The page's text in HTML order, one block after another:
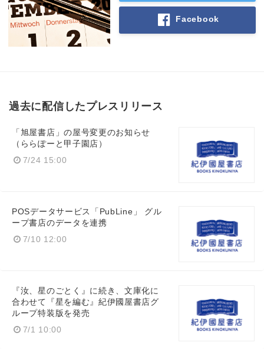
Facebook
過去に配信したプレスリリース
「旭屋書店」の屋号変更のお知らせ
（ららぽーと甲子園店）
7/24 15:00
POSデータサービス「PubLine」 グル
ープ書店のデータを連携
7/10 12:00
『汝、星のごとく』に続き、文庫化に
合わせて『星を編む』紀伊國屋書店グ
ループ特装版を発売
7/1 10:00